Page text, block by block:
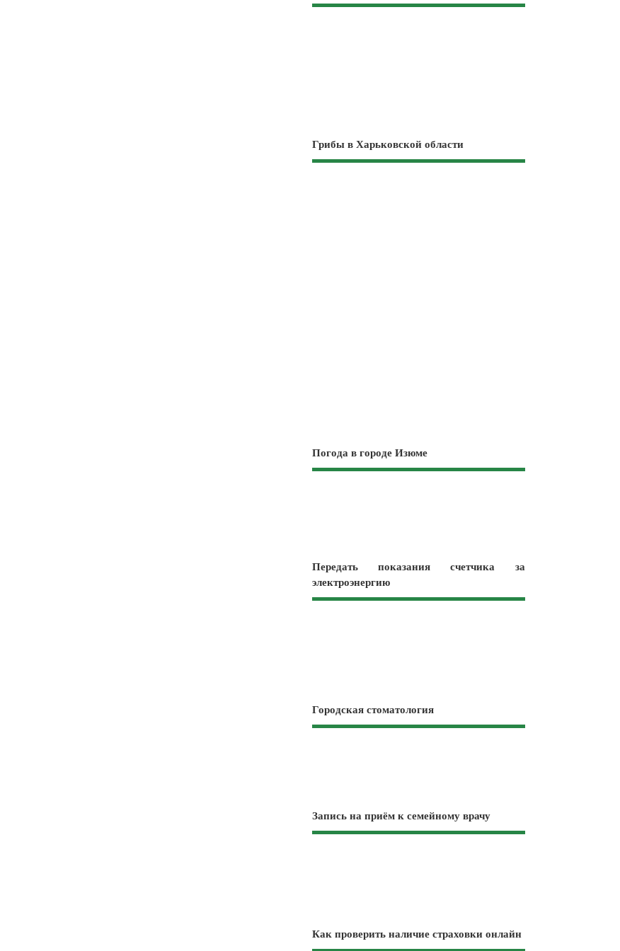
Грибы в Харьковской области
Погода в городе Изюме
Передать показания счетчика за
электроэнергию
Городская стоматология
Запись на приём к семейному врачу
Как проверить наличие страховки онлайн